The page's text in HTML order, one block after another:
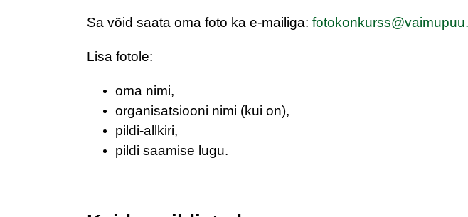
Sa võid saata oma foto ka e-mailiga:
Lisa fotole:
oma nimi,
organisatsiooni nimi (kui on),
pildi-allkiri,
pildi saamise lugu.